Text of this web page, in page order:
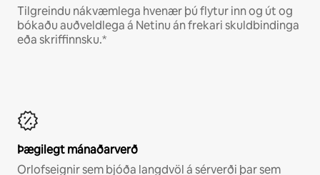
Tilgreindu nákvæmlega hvenær þú flytur inn og út og
bókaðu auðveldlega á Netinu án frekari skuldbindinga
eða skriffinnsku.*
Þægilegt mánaðarverð
Orlofseignir sem bjóða langdvöl á sérverði þar sem